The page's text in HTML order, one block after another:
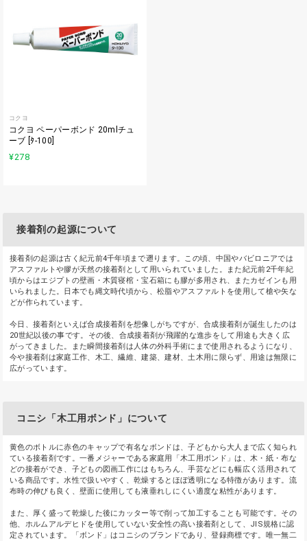
コクヨ
コクヨ ペーパーボンド 20mlチュ
ーブ [ﾀ-100]
¥278
接着剤の起源について
接着剤の起源は古く紀元前4千年頃まで遡ります。この頃、中国やバビロニアでは
アスファルトや膠が天然の接着剤として用いられていました。また紀元前2千年紀
頃からはエジプトの壁画・木質寝棺・宝石箱にも膠が多用され、またカゼインも用
いられました。日本でも縄文時代頃から、松脂やアスファルトを使用して槍や矢な
どが作られています。
今日、接着剤といえば合成接着剤を想像しがちですが、合成接着剤が誕生したのは
20世紀以後の事です。その後、合成接着剤が飛躍的な進歩をして用途も大きく広
がってきました。また瞬間接着剤は人体の外科手術にまで使用されるようになり、
今や接着剤は家庭工作、木工、繊維、建築、建材、土木用に限らず、用途は無限に
広がっています。
コニシ「木工用ボンド」について
黄色のボトルに赤色のキャップで有名なボンドは、子どもから大人まで広く知られ
ている接着剤です。一番メジャーである家庭用「木工用ボンド」は、木・紙・布な
どの接着ができ、子どもの図画工作にはもちろん、手芸などにも幅広く活用されて
いる商品です。水性で扱いやすく、乾燥するとほぼ透明になる特徴があります。流
布時の伸びも良く、壁面に使用しても液垂れしにくい適度な粘性があります。
また、厚く盛って乾燥した後にカッター等で削って加工することも可能です。その
他、ホルムアルデヒドを使用していない安全性の高い接着剤として、JIS規格に認
定されています。「ボンド」はコニシのブランドであり、登録商標です。唯一無二